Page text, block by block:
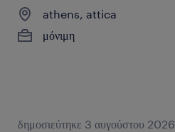
athens, attica
μόνιμη
δημοσιεύτηκε 3 αυγούστου 2026